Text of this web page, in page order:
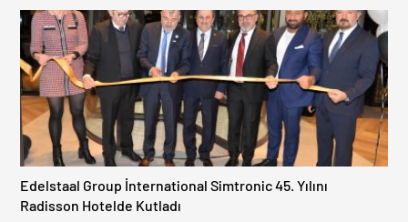
Sınır Kapılarında “EES” ve
Yaz Yoğunluğu Masaya
Yatırıldı
Üzerinden Adınıza Kredi
Çekilebilir!
Edelstaal Group İnternational Simtronic 45. Yılını
Radisson Hotelde Kutladı